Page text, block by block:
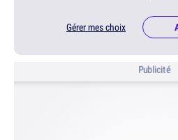
Gérer mes choix
Publicité